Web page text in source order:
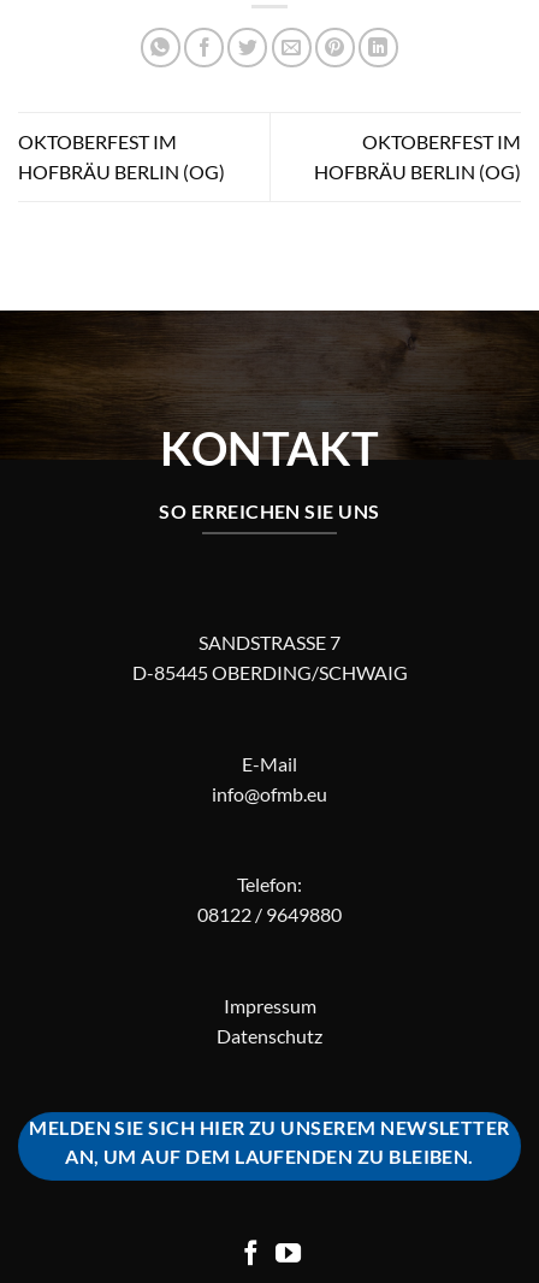
OKTOBERFEST IM
HOFBRÄU BERLIN (OG)
OKTOBERFEST IM
HOFBRÄU BERLIN (OG)
KONTAKT
SO ERREICHEN SIE UNS
SANDSTRASSE 7
D-85445 OBERDING/SCHWAIG
E-Mail
info@ofmb.eu
Telefon:
08122 / 9649880
Impressum
Datenschutz
MELDEN SIE SICH HIER ZU UNSEREM NEWSLETTER
AN, UM AUF DEM LAUFENDEN ZU BLEIBEN.